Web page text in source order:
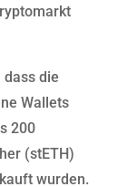
die
Wallets
200
(stETH)
wurden.